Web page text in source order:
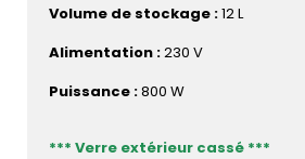
Volume de stockage :12 L
Alimentation :230 V
Puissance :800 W
*** Verre extérieur cassé ***